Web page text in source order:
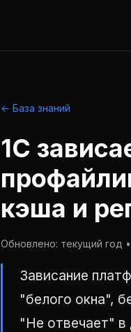
← База знаний
1С
кэша и
Обновлено: текущий год
Зависание
"белого окна",
"Не отвечает" в